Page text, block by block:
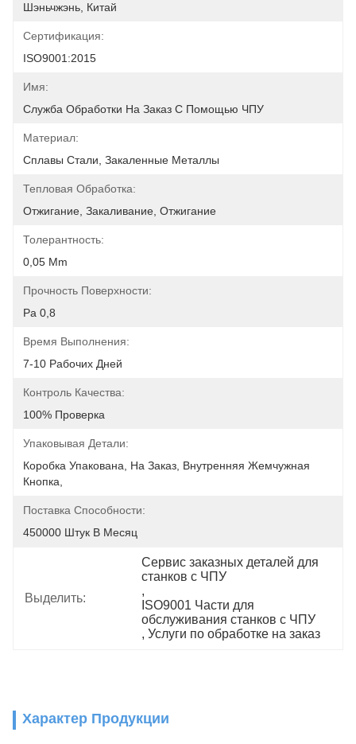
Шэньчжэнь, Китай
Сертификация:
ISO9001:2015
Имя:
Служба Обработки На Заказ С Помощью ЧПУ
Материал:
Сплавы Стали, Закаленные Металлы
Тепловая Обработка:
Отжигание, Закаливание, Отжигание
Толерантность:
0,05 Mm
Прочность Поверхности:
Ра 0,8
Время Выполнения:
7-10 Рабочих Дней
Контроль Качества:
100% Проверка
Упаковывая Детали:
Коробка Упакована, На Заказ, Внутренняя Жемчужная
Кнопка,
Поставка Способности:
450000 Штук В Месяц
Выделить:
Сервис заказных деталей для
станков с ЧПУ
,
ISO9001 Части для
обслуживания станков с ЧПУ
, Услуги по обработке на заказ
Характер Продукции